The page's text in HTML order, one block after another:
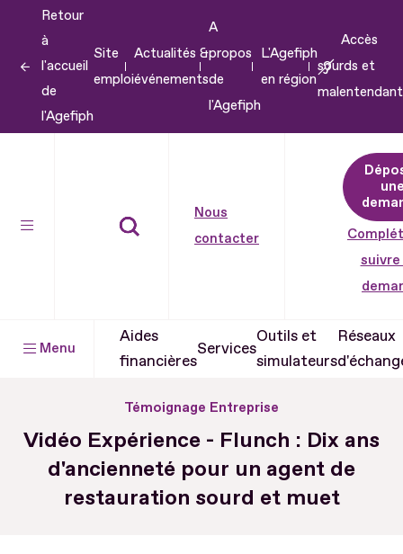
contenu
Retour
à
l'accueil
de
l'Agefiph
Site
emploi
Actualités &
événements
A
propos
de
l'Agefiph
L'Agefiph
en région
Accès
sourds et
Nous
contacter
suivre
Menu
Aides
financières
Services
Outils et
simulateurs
Réseaux
Témoignage Entreprise
Vidéo Expérience - Flunch : Dix ans
d'ancienneté pour un agent de
restauration sourd et muet